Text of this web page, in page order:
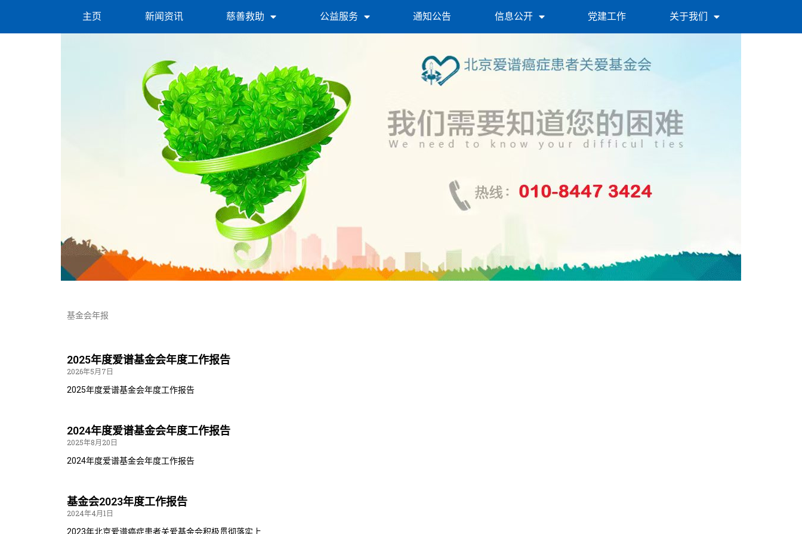
主页 新闻资讯 慈善救助 公益服务 通知公告 信息公开 党建工作 关于我们
基金会年报
2025年度爱谱基金会年度工作报告
2026年5月7日
2025年度爱谱基金会年度工作报告
2024年度爱谱基金会年度工作报告
2025年8月20日
2024年度爱谱基金会年度工作报告
基金会2023年度工作报告
2024年4月1日
2023年北京爱谱癌症患者关爱基金会积极贯彻落实上